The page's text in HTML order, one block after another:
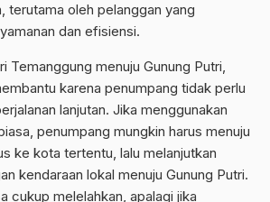
terutama oleh pelanggan yang
dan efisiensi.
Temanggung menuju Gunung Putri,
karena penumpang tidak perlu
lanjutan. Jika menggunakan
penumpang mungkin harus menuju
ke kota tertentu, lalu melanjutkan
kendaraan lokal menuju Gunung Putri.
cukup melelahkan, apalagi jika